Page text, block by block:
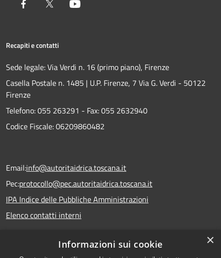
Facebook Twitter
Recapiti e contatti
Sede legale: Via Verdi n. 16 (primo piano), Firenze
Casella Postale n. 1485 | U.P. Firenze, 7 Via G. Verdi - 50122
Firenze
Telefono:055 263291 - Fax:055 2632940
Codice Fiscale: 06209860482
Email:info@autoritaidrica.toscana.it
Pec:protocollo@pec.autoritaidrica.toscana.it
IPA Indice delle Pubbliche Amministrazioni
Elenco contatti interni
Dichiarazione accessibilità
×
Informazioni sui cookie